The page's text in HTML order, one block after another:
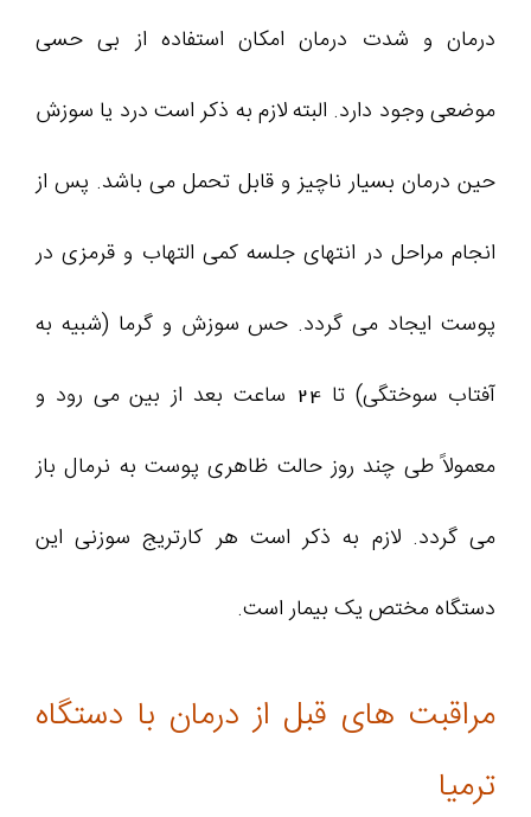
درمان و شدت درمان امکان استفاده از بی حسی
موضعی وجود دارد. البته لازم به ذکر است درد یا سوزش
حین درمان بسیار ناچیز و قابل تحمل می باشد. پس از
انجام مراحل در انتهای جلسه کمی التهاب و قرمزی در
پوست ایجاد می گردد. حس سوزش و گرما (شبیه به
آفتاب سوختگی) تا 24 ساعت بعد از بین می رود و
معمولاً طی چند روز حالت ظاهری پوست به نرمال باز
می گردد. لازم به ذکر است هر کارتریج سوزنی این
دستگاه مختص یک بیمار است.
مراقبت‌ های قبل از درمان با دستگاه
ترمیا